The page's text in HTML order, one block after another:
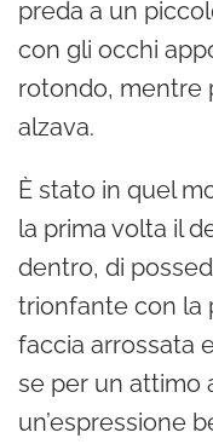
preda a un
con gli occhi
rotondo, mentre
alzava.
È stato in quel
la prima volta il
dentro, di
trionfante con la
faccia arrossata
se per un attimo
un’espressione